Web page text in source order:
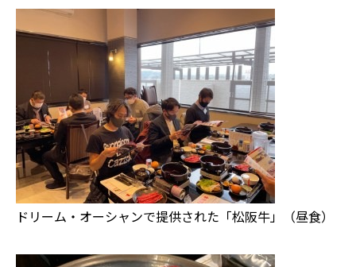
ドリーム・オーシャンで提供された「松阪牛」（昼食）